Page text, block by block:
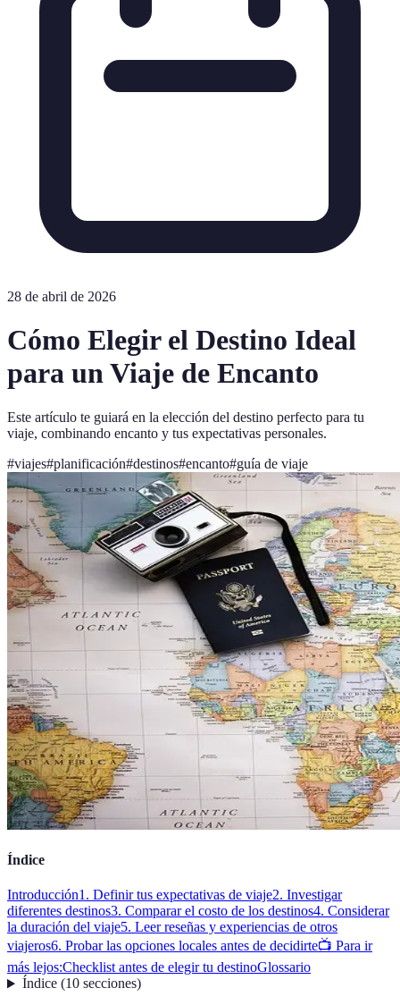
28 de abril de 2026
Cómo Elegir el Destino Ideal
para un Viaje de Encanto
Este artículo te guiará en la elección del destino perfecto para tu
viaje, combinando encanto y tus expectativas personales.
#viajes#planificación#destinos#encanto#guía de viaje
Índice
Introducción1. Definir tus expectativas de viaje2. Investigar
diferentes destinos3. Comparar el costo de los destinos4. Considerar
la duración del viaje5. Leer reseñas y experiencias de otros
viajeros6. Probar las opciones locales antes de decidirte📺 Para ir
más lejos:Checklist antes de elegir tu destinoGlossario
Índice(10 secciones)